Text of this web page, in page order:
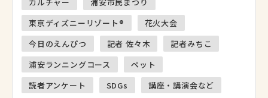
東京ディズニーリゾート®
花火大会
今日のえんぴつ
記者 佐々木
記者みちこ
浦安ランニングコース
ペット
読者アンケート
SDGs
講座・講演会など